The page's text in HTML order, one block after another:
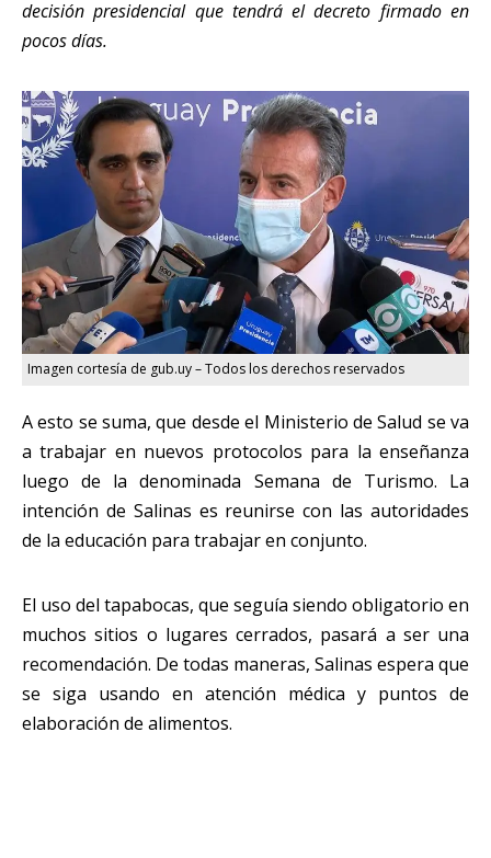
decisión presidencial que tendrá el decreto firmado en
pocos días.
Imagen cortesía de gub.uy – Todos los derechos reservados
A esto se suma, que desde el Ministerio de Salud se va
a trabajar en nuevos protocolos para la enseñanza
luego de la denominada Semana de Turismo. La
intención de Salinas es reunirse con las autoridades
de la educación para trabajar en conjunto.
El uso del tapabocas, que seguía siendo obligatorio en
muchos sitios o lugares cerrados, pasará a ser una
recomendación. De todas maneras, Salinas espera que
se siga usando en atención médica y puntos de
elaboración de alimentos.